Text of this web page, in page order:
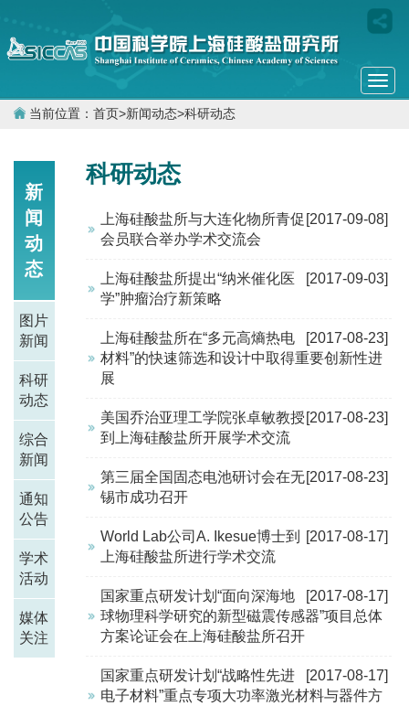
当前位置： 首页>新闻动态>科研动态
新
闻
动
态
图片
新闻
科研
动态
综合
新闻
通知
公告
学术
活动
媒体
关注
科研动态
[2017-09-08]
上海硅酸盐所与大连化物所青促
会员联合举办学术交流会
[2017-09-03]
上海硅酸盐所提出“纳米催化医
学”肿瘤治疗新策略
[2017-08-23]
上海硅酸盐所在“多元高熵热电
材料”的快速筛选和设计中取得重要创新性进
展
[2017-08-23]
美国乔治亚理工学院张卓敏教授
到上海硅酸盐所开展学术交流
[2017-08-23]
第三届全国固态电池研讨会在无
锡市成功召开
[2017-08-17]
World Lab公司A. Ikesue博士到
上海硅酸盐所进行学术交流
[2017-08-17]
国家重点研发计划“面向深海地
球物理科学研究的新型磁震传感器”项目总体
方案论证会在上海硅酸盐所召开
[2017-08-17]
国家重点研发计划“战略性先进
电子材料”重点专项大功率激光材料与器件方